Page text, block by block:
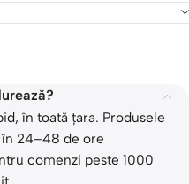
în toată țara. Produsele
24–48 de ore
comenzi peste 1000